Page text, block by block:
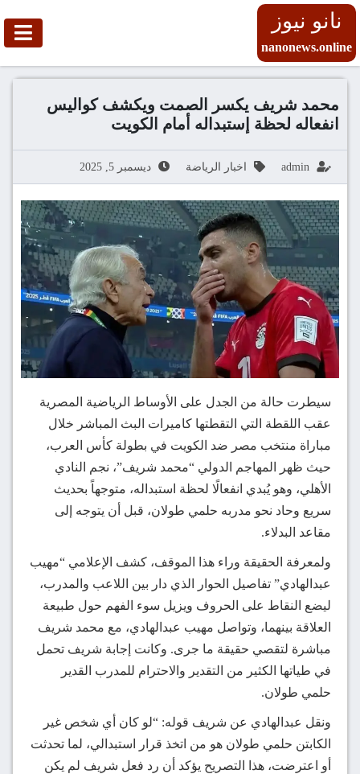
نانو نيوز
nanonews.online
محمد شريف يكسر الصمت ويكشف كواليس
انفعاله لحظة إستبداله أمام الكويت
admin اخبار الرياضة ديسمبر 5, 2025
سيطرت حالة من الجدل على الأوساط الرياضية المصرية
عقب اللقطة التي التقطتها كاميرات البث المباشر خلال
مباراة منتخب مصر ضد الكويت في بطولة كأس العرب،
حيث ظهر المهاجم الدولي “محمد شريف”، نجم النادي
الأهلي، وهو يُبدي انفعالًا لحظة استبداله، متوجهاً بحديث
سريع وحاد نحو مدربه حلمي طولان، قبل أن يتوجه إلى
مقاعد البدلاء.
ولمعرفة الحقيقة وراء هذا الموقف، كشف الإعلامي “مهيب
عبدالهادي” تفاصيل الحوار الذي دار بين اللاعب والمدرب،
ليضع النقاط على الحروف ويزيل سوء الفهم حول طبيعة
العلاقة بينهما، وتواصل مهيب عبدالهادي، مع محمد شريف
مباشرة لتقصي حقيقة ما جرى. وكانت إجابة شريف تحمل
في طياتها الكثير من التقدير والاحترام للمدرب القدير
حلمي طولان.
ونقل عبدالهادي عن شريف قوله: “لو كان أي شخص غير
الكابتن حلمي طولان هو من اتخذ قرار استبدالي، لما تحدثت
أو اعترضت، هذا التصريح يؤكد أن رد فعل شريف لم يكن